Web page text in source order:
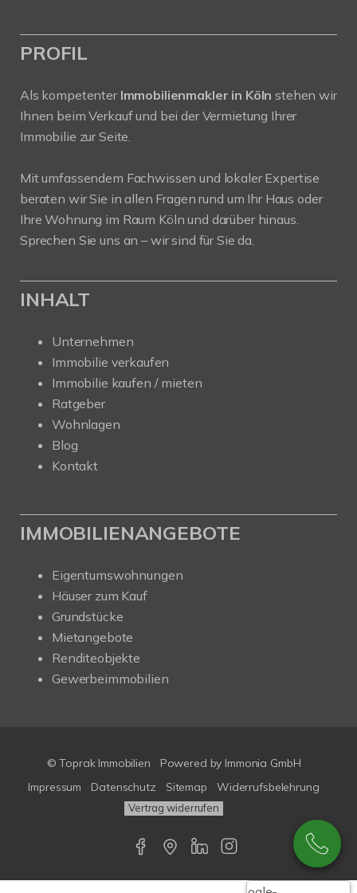
PROFIL
Als kompetenter Immobilienmakler in Köln stehen wir
Ihnen beim Verkauf und bei der Vermietung Ihrer
Immobilie zur Seite.
Mit umfassendem Fachwissen und lokaler Expertise
beraten wir Sie in allen Fragen rund um Ihr Haus oder
Ihre Wohnung im Raum Köln und darüber hinaus.
Sprechen Sie uns an – wir sind für Sie da.
INHALT
Unternehmen
Immobilie verkaufen
Immobilie kaufen / mieten
Ratgeber
Wohnlagen
Blog
Kontakt
IMMOBILIENANGEBOTE
Eigentumswohnungen
Häuser zum Kauf
Grundstücke
Mietangebote
Renditeobjekte
Gewerbeimmobilien
© Toprak Immobilien
Powered by Immonia GmbH
Impressum
Datenschutz Sitemap Widerrufsbelehrung
Vertrag widerrufen